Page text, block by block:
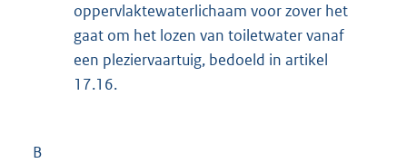
oppervlaktewaterlichaam voor zover het
gaat om het lozen van toiletwater vanaf
een pleziervaartuig, bedoeld in artikel
17.16.
B